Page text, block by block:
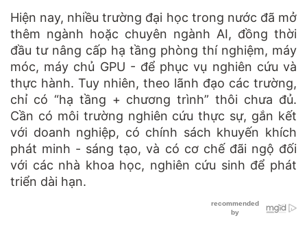
Hiện nay, nhiều trường đại học trong nước đã mở
thêm ngành hoặc chuyên ngành AI, đồng thời
đầu tư nâng cấp hạ tầng phòng thí nghiệm, máy
móc, máy chủ GPU - để phục vụ nghiên cứu và
thực hành. Tuy nhiên, theo lãnh đạo các trường,
chỉ có “hạ tầng + chương trình” thôi chưa đủ.
Cần có môi trường nghiên cứu thực sự, gắn kết
với doanh nghiệp, có chính sách khuyến khích
phát minh - sáng tạo, và có cơ chế đãi ngộ đối
với các nhà khoa học, nghiên cứu sinh để phát
triển dài hạn.